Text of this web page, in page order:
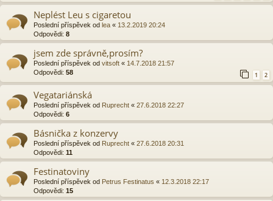
Neplést Leu s cigaretou
Poslední příspěvek od lea « 13.2.2019 20:24
Odpovědi: 8
jsem zde správně,prosím?
Poslední příspěvek od vitsoft « 14.7.2018 21:57
Odpovědi: 58 1 2
Vegatariánská
Poslední příspěvek od Ruprecht « 27.6.2018 22:27
Odpovědi: 6
Básnička z konzervy
Poslední příspěvek od Ruprecht « 27.6.2018 20:31
Odpovědi: 11
Festinatoviny
Poslední příspěvek od Petrus Festinatus « 12.3.2018 22:17
Odpovědi: 15